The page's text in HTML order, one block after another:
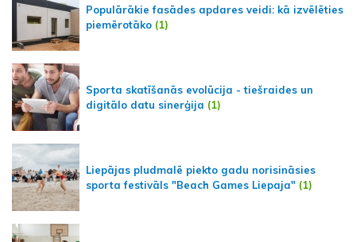
Populārākie fasādes apdares veidi: kā izvēlēties
piemērotāko (1)
Sporta skatīšanās evolūcija - tiešraides un
digitālo datu sinerģija (1)
Liepājas pludmalē piekto gadu norisināsies
sporta festivāls "Beach Games Liepaja" (1)